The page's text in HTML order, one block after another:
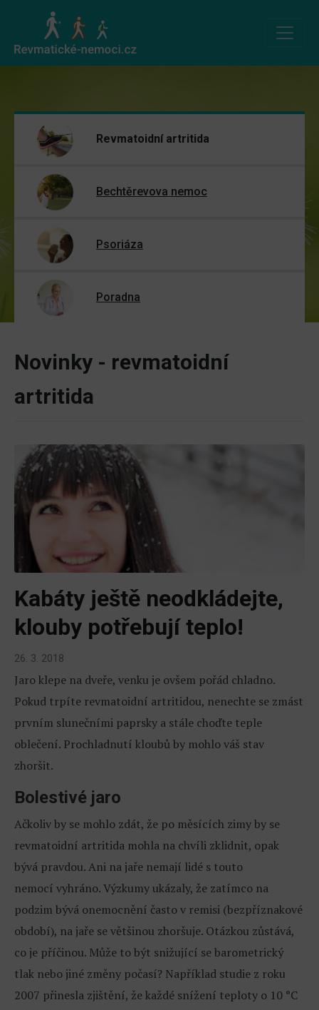
Revmatoidní artritida
Bechtěrevova nemoc
Psoriáza
Poradna
Novinky - revmatoidní
artritida
Kabáty ještě neodkládejte,
klouby potřebují teplo!
26. 3. 2018
Jaro klepe na dveře, venku je ovšem pořád chladno.
Pokud trpíte revmatoidní artritidou, nenechte se zmást
prvním slunečními paprsky a stále choďte teple
oblečení. Prochladnutí kloubů by mohlo váš stav
zhoršit.
Bolestivé jaro
Ačkoliv by se mohlo zdát, že po měsících zimy by se
revmatoidní artritida mohla na chvíli zklidnit, opak
bývá pravdou. Ani na jaře nemají lidé s touto
nemocí vyhráno. Výzkumy ukázaly, že zatímco na
podzim bývá onemocnění často v remisi (bezpříznakové
období), na jaře se většinou zhoršuje. Otázkou zůstává,
co je příčinou. Může to být snižující se barometrický
tlak nebo jiné změny počasí? Například studie z roku
2007 přinesla zjištění, že každé snížení teploty o 10 °C